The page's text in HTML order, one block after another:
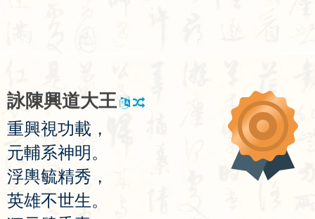
詠陳興道大王
重興視功載 ，
元輔系神明 。
浮輿毓精秀 ，
英雄不世生。